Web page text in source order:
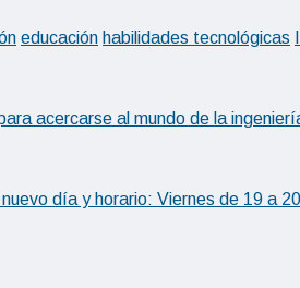
educación habilidades tecnológicas
acercarse al mundo de la
día y horario: Viernes de 19 a